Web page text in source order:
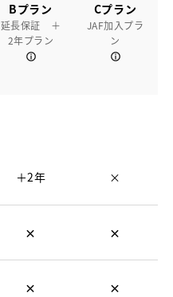
Bプラン
延長保証 ＋
2年プラン
Cプラン
JAF加入プラ
ン
＋2年 ×
× ×
× ×